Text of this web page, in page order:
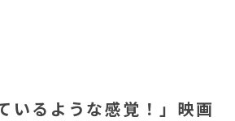
いるような感覚！」映画